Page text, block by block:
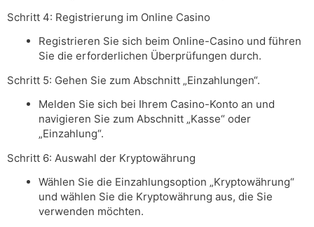
Schritt 4: Registrierung im Online Casino
Registrieren Sie sich beim Online-Casino und führen
Sie die erforderlichen Überprüfungen durch.
Schritt 5: Gehen Sie zum Abschnitt „Einzahlungen“.
Melden Sie sich bei Ihrem Casino-Konto an und
navigieren Sie zum Abschnitt „Kasse“ oder
„Einzahlung“.
Schritt 6: Auswahl der Kryptowährung
Wählen Sie die Einzahlungsoption „Kryptowährung“
und wählen Sie die Kryptowährung aus, die Sie
verwenden möchten.